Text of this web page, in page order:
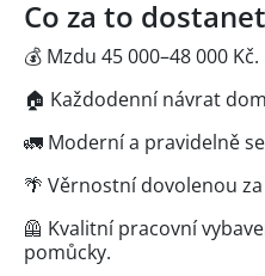
Co za to
💰 Mzdu 45 000–48 000 Kč.
🏠 Každodenní návrat
🚛 Moderní a pravidelně
🌴 Věrnostní dovolenou
🦺 Kvalitní pracovní
pomůcky.